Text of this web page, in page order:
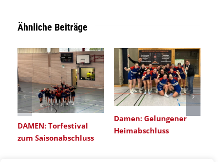
Ähnliche Beiträge
DAMEN: Torfestival
zum Saisonabschluss
Damen: Gelungener
Heimabschluss